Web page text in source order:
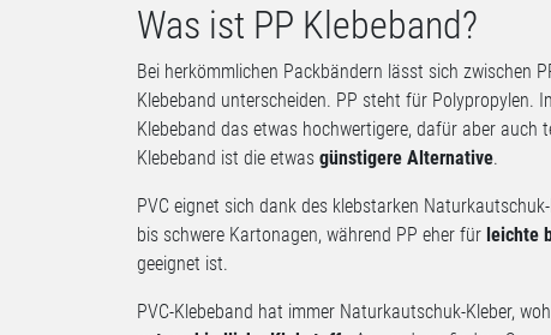
Was ist PP Klebeband?
Bei herkömmlichen Packbändern lässt sich zwischen
Klebeband unterscheiden. PP steht für Polypropylen.
Klebeband das etwas hochwertigere, dafür aber auch
Klebeband ist die etwas günstigere Alternative.
PVC eignet sich dank des klebstarken
bis schwere Kartonagen, während PP eher für leichte
geeignet ist.
PVC-Klebeband hat immer Naturkautschuk-Kleber,